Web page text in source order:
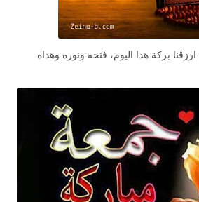
بركة هذا اليوم، فتحه ونوره وهداه